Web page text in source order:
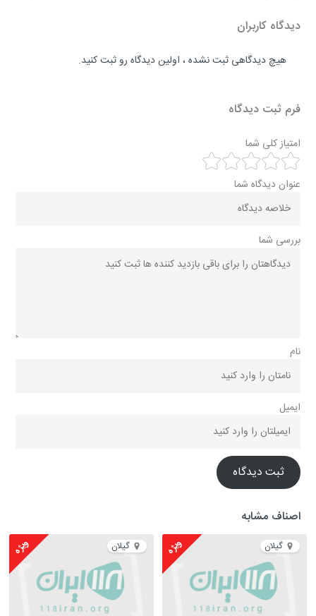
دیدگاه کاربران
هیچ دیدگاهی ثبت نشده ، اولین دیدگاه رو ثبت کنید.
فرم ثبت دیدگاه
امتیاز کلی شما
عنوان دیدگاه شما
بررسی شما
نام
ایمیل
ثبت دیدگاه
اصناف مشابه
گیلان ویژه گیلان ویژه